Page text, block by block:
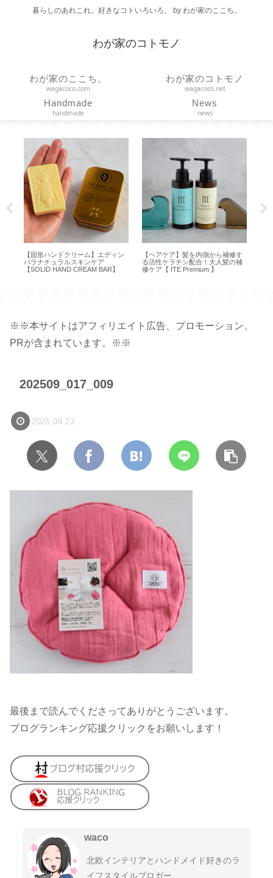
暮らしのあれこれ。好きなコトいろいろ。 by わが家のここち。
わが家のコトモノ
わが家のここち。
wagacoco.com
わが家のコトモノ
wagacoco.net
Handmade
handmade
News
news
【固形ハンドクリーム】エディン
バラナチュラルスキンケア
【SOLID HAND CREAM BAR】
【ヘアケア】髪を内側から補修す
る活性ケラチン配合！大人髪の補
修ケア【 ITE Premium 】
※※本サイトはアフィリエイト広告、プロモーション、
PRが含まれています。※※
202509_017_009
2025.09.23
最後まで読んでくださってありがとうございます。
ブログランキング応援クリックをお願いします！
waco
北欧インテリアとハンドメイド好きのラ
イフスタイルブロガー。